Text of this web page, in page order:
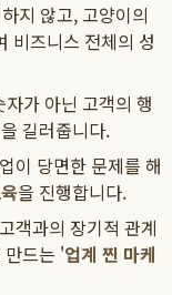
지 않고, 고양이의
비즈니스 전체의 성
가 아닌 고객의 행
길러줍니다.
이 당면한 문제를 해
을 진행합니다.
객과의 장기적 관계
만드는 '업계 찐 마케